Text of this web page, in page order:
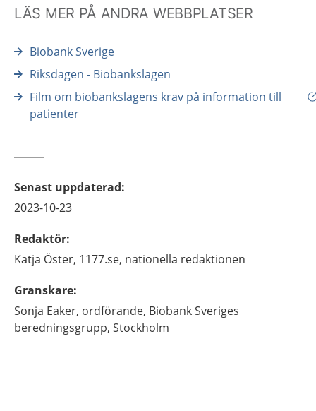
LÄS MER PÅ ANDRA WEBBPLATSER
Biobank Sverige
Riksdagen - Biobankslagen
Film om biobankslagens krav på information till
patienter
Senast uppdaterad:
2023-10-23
Redaktör:
Katja Öster, 1177.se, nationella redaktionen
Granskare:
Sonja Eaker, ordförande, Biobank Sveriges
beredningsgrupp, Stockholm